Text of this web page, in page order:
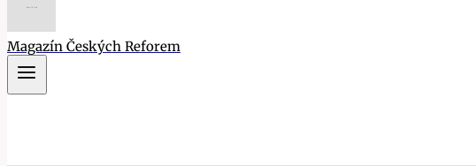
Magazín Českých Reforem